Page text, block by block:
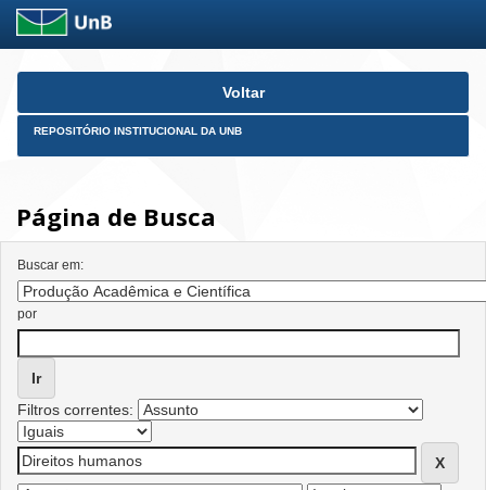
Skip
Voltar
REPOSITÓRIO INSTITUCIONAL DA UNB
Página de Busca
Buscar em:
por
Filtros correntes: